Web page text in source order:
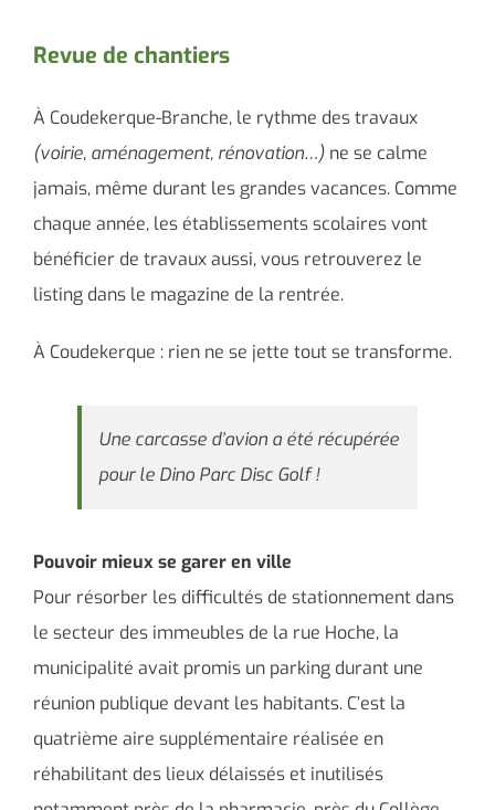
Revue de chantiers
À Coudekerque-Branche, le rythme des travaux
(voirie, aménagement, rénovation…) ne se calme
jamais, même durant les grandes vacances. Comme
chaque année, les établissements scolaires vont
bénéficier de travaux aussi, vous retrouverez le
listing dans le magazine de la rentrée.
À Coudekerque : rien ne se jette tout se transforme.
Une carcasse d’avion a été récupérée
pour le Dino Parc Disc Golf !
Pouvoir mieux se garer en ville
Pour résorber les difficultés de stationnement dans
le secteur des immeubles de la rue Hoche, la
municipalité avait promis un parking durant une
réunion publique devant les habitants. C’est la
quatrième aire supplémentaire réalisée en
réhabilitant des lieux délaissés et inutilisés